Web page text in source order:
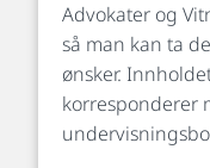
Advokater og
så man kan ta
ønsker.
korresponderer